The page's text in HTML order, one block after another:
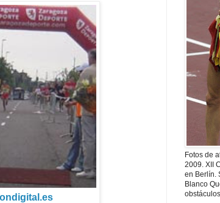
Fotos de
2009. XII
en Berlín.
Blanco
obstáculos